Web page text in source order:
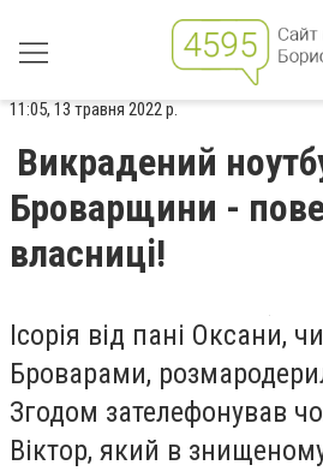
11:05, 13 травня 2022 р.
Викрадений
Броварщини -
власниці!
Ісорія від пані Оксани,
Броварами,
Згодом зателефонував
Віктор, який в